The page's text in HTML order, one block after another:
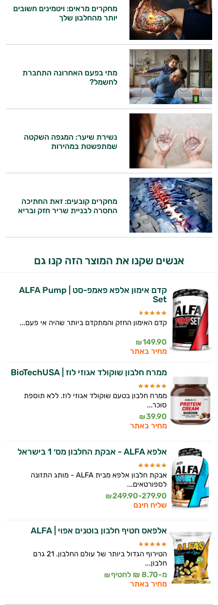
מחקרים מראים: ויטמינים חשובים
יותר מהחלבון שלך
מתי בפעם האחרונה התחברת
לחשמל?
נשירת שיער: המגפה השקטה
שמתפשטת במהירות
מחקרים קובעים: זאת החתיכה
החסרה לבניית שריר חזק ובריא
אנשים שקנו את המוצר הזה קנו גם
קדם אימון אלפא פאמפ-סט | ALFA Pump
Set
קדם האימון החזק והמתקדם ביותר שהיה אי פעם...
149.90
₪
מחיר באתר
ממרח חלבון שוקולד אגוזי לוז | BioTechUSA
ממרח חלבון בטעם שוקולד אגוזי לוז. ללא תוספת
סוכר...
39.90
₪
מחיר באתר
אלפא ALFA - אבקת החלבון מס׳ 1 בישראל
אבקת חלבון אלפא מבית ALFA - מותג התזונה
לספורטאים...
249.90-279.90
₪
שליח חינם
אלפאס חטיף חלבון בוטנים אפוי | ALFA
הטירוף הגדול ביותר של עולם החלבון. 21 גרם
חלבון...
מ-8.70 ₪ לחטיף ₪
מחיר באתר
היי,
אני יועץ הבריאות האישי AI של טבע בריא.
התשובות שלי מבוססות על מאגרי מידע קליניים
וספרות מקצועית בתחומי הרפואה הטבעית
ותזונת הספורט.
אני כאן כדי לעזור לך להתאים את תוספי
התזונה ומוצרי הבריאות המדויקים למטרות
ולמצב הגופני שלך, ולהסביר לך אילו רכיבים
עובדים יחד כדי למקסם תוצאות גם בחיי היום
יום וגם בתחום הכושר והספורט.
המטרה שלי היא להתאים עבורך המלצות
אישיות מבוססות מדעית.
זה הזמן להתחיל. איך אוכל לעזור?